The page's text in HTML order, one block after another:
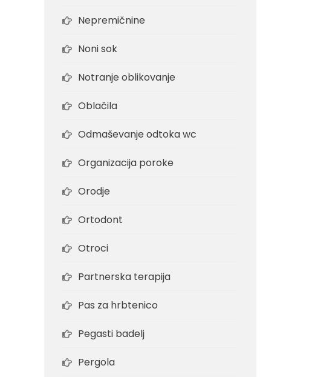
Nepremičnine
Noni sok
Notranje oblikovanje
Oblačila
Odmaševanje odtoka wc
Organizacija poroke
Orodje
Ortodont
Otroci
Partnerska terapija
Pas za hrbtenico
Pegasti badelj
Pergola